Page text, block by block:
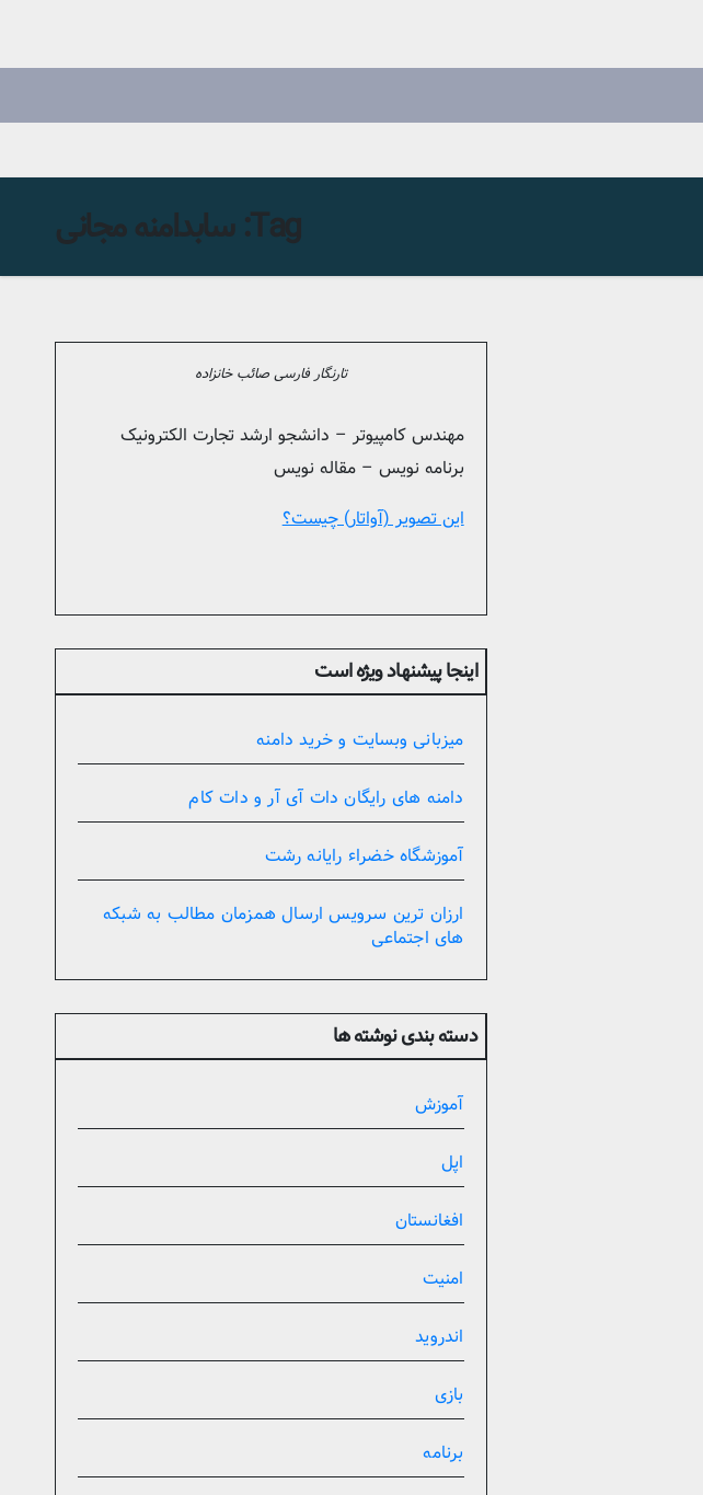
Tag: سابدامنه مجانی
تارنگار فارسی صائب خانزاده
مهندس کامپیوتر – دانشجو ارشد تجارت الکترونیک
برنامه نویس – مقاله نویس
این تصویر (آواتار) چیست؟
اینجا پیشنهاد ویژه است
میزبانی وبسایت و خرید دامنه
دامنه های رایگان دات آی آر و دات کام
آموزشگاه خضراء رایانه رشت
ارزان ترین سرویس ارسال همزمان مطالب به شبکه
های اجتماعی
دسته بندی نوشته ها
آموزش
اپل
افغانستان
امنیت
اندروید
بازی
برنامه